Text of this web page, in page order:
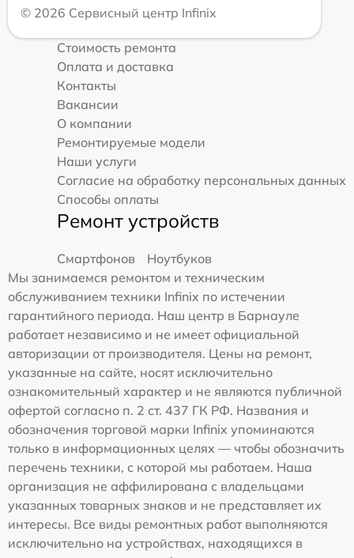
© 2026 Сервисный центр Infinix
Стоимость ремонта
Оплата и доставка
Контакты
Вакансии
О компании
Ремонтируемые модели
Наши услуги
Согласие на обработку персональных данных
Способы оплаты
Ремонт устройств
Смартфонов
Ноутбуков
Мы занимаемся ремонтом и техническим
обслуживанием техники Infinix по истечении
гарантийного периода. Наш центр в Барнауле
работает независимо и не имеет официальной
авторизации от производителя. Цены на ремонт,
указанные на сайте, носят исключительно
ознакомительный характер и не являются публичной
офертой согласно п. 2 ст. 437 ГК РФ. Названия и
обозначения торговой марки Infinix упоминаются
только в информационных целях — чтобы обозначить
перечень техники, с которой мы работаем. Наша
организация не аффилирована с владельцами
указанных товарных знаков и не представляет их
интересы. Все виды ремонтных работ выполняются
исключительно на устройствах, находящихся в